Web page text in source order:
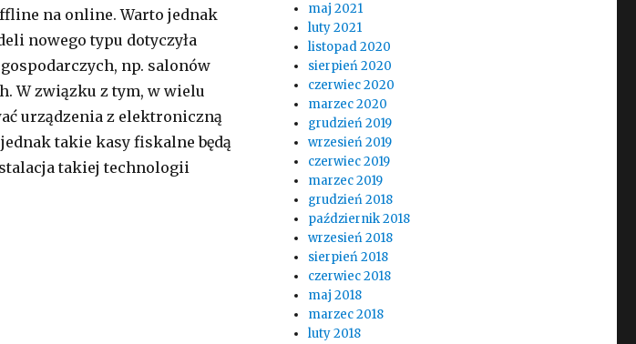
na online. Warto jednak
nowego typu dotyczyła
np. salonów
W związku z tym, w wielu
urządzenia z elektroniczną
takie kasy fiskalne będą
takiej technologii
– jaki los czeka urządzenia typu offline?
maj 2021
luty 2021
listopad 2020
sierpień 2020
czerwiec 2020
marzec 2020
grudzień 2019
wrzesień 2019
czerwiec 2019
marzec 2019
grudzień 2018
październik 2018
wrzesień 2018
sierpień 2018
czerwiec 2018
maj 2018
marzec 2018
luty 2018